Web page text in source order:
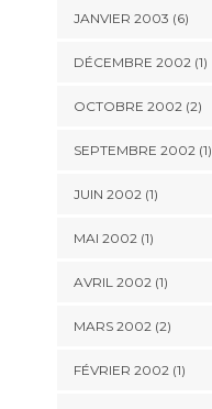
JANVIER 2003 (6)
DÉCEMBRE 2002 (1)
OCTOBRE 2002 (2)
SEPTEMBRE 2002 (1)
JUIN 2002 (1)
MAI 2002 (1)
AVRIL 2002 (1)
MARS 2002 (2)
FÉVRIER 2002 (1)